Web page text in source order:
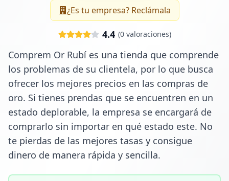
¿Es tu empresa? Reclámala
4.4 (0valoraciones)
Comprem Or Rubí es una tienda que comprende
los problemas de su clientela, por lo que busca
ofrecer los mejores precios en las compras de
oro. Si tienes prendas que se encuentren en un
estado deplorable, la empresa se encargará de
comprarlo sin importar en qué estado este. No
te pierdas de las mejores tasas y consigue
dinero de manera rápida y sencilla.